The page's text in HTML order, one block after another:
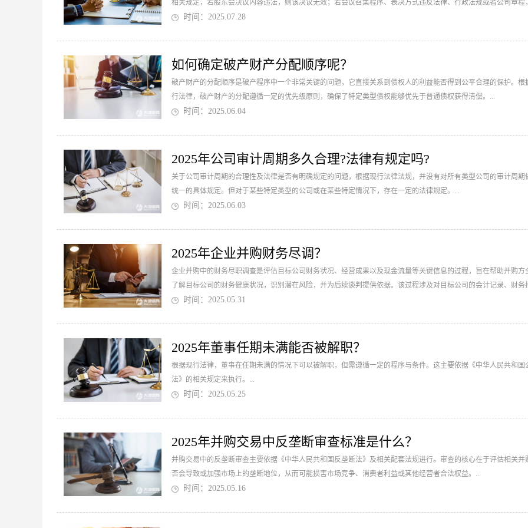
相关规定，若股东会决议内容违法，则该决议无效；若会议召集程序、表决方式违反法律、行政法规或者公司章程
者决议内容违反公司章程的，股东可以请求人民法院撤销。...
时间：2025.07.28
如何确定破产财产分配顺序呢？
破产财产的分配顺序是破产程序中一个非常关键的问题，它直接关系到债权人的利益能否得到公平合理的保护。根
行法律，破产财产的分配遵循一定的优先级原则，确保了特定类型债权能够优先于普通债权获得清偿。...
时间：2025.06.04
2025年公司审计周期多久合理?法律有规定吗?
关于公司审计周期的合理性及法律是否有明确规定的问题，根据现行法律法规，并没有对所有类型公司的审计周期
统一的具体规定。但对于某些特定类型的公司或在某些特定情况下，存在一定的法律规定。...
时间：2025.06.03
2025年企业并购财务尽调？
企业并购中的财务尽职调查是评估目标公司财务状况、经营成果以及现金流量等关键信息的过程，旨在帮助并购方
了解目标公司的财务健康状况，识别潜在风险，并为后续谈判提供依据。该过程涉及对目标公司的会计记录、财务
及相关文件的审查。...
时间：2025.05.31
2025年董事任期未满能否被解职？
根据现行法律，董事在任期未满的情况下可以被解职，但需遵循一定的程序与条件。这主要依据《中华人民共和国
法》的相关规定来执行。...
时间：2025.05.25
2025年并购交易中反垄断审查标准是什么？
并购交易中的反垄断审查主要依据《中华人民共和国反垄断法》及相关配套法规进行。审查的核心在于评估相关并
否会导致或加强市场上的垄断地位，从而可能损害市场竞争、消费者利益或其他经营者合法权益。...
时间：2025.05.16